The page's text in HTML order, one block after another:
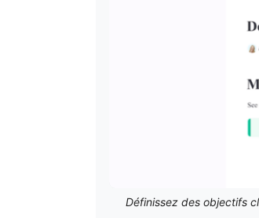
Définissez des objectifs